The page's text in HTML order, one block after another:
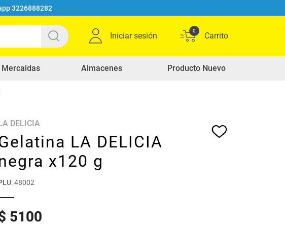
3226888282
Iniciar sesión
0
Mercaldas Almacenes Producto Nuevo
DELICIA
LA DELICIA
x120 g
:48002
5100